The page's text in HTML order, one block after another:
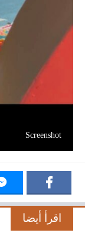
Screenshot
اقرأ أيضا